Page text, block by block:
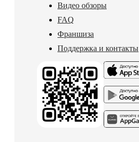
Видео обзоры
FAQ
Франшиза
Поддержка и контакты